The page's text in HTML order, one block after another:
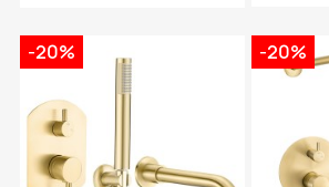
-20% -20%